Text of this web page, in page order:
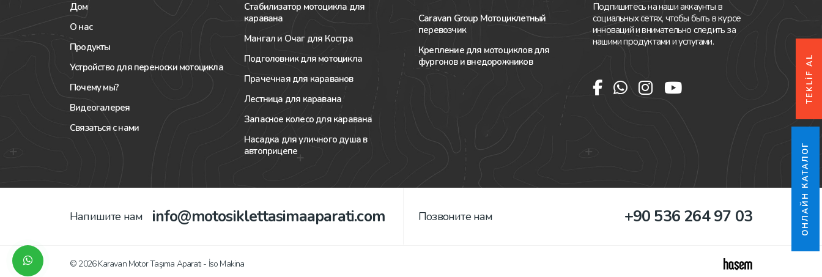
ОНЛАЙН КАТАЛОГ
TEKLİF AL
Дом
О нас
Продукты
Устройство для переноски мотоцикла
Почему мы?
Видеогалерея
Связаться с нами
Стабилизатор мотоцикла для
каравана
Мангал и Очаг для Костра
Подголовник для мотоцикла
Прачечная для караванов
Лестница для каравана
Запасное колесо для каравана
Насадка для уличного душа в
автоприцепе
Caravan Group Мотоциклетный
перевозчик
Крепление для мотоциклов для
фургонов и внедорожников
Подпишитесь на наши аккаунты в
социальных сетях, чтобы быть в курсе
инноваций и внимательно следить за
нашими продуктами и услугами.
Напишите нам info@motosiklettasimaaparati.com Позвоните нам +90 536 264 97 03
© 2026 Karavan Motor Taşıma Aparatı - İso Makina